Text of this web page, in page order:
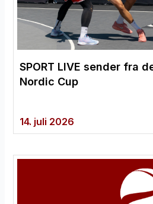
SPORT LIVE sender fra
Nordic Cup
14. juli 2026